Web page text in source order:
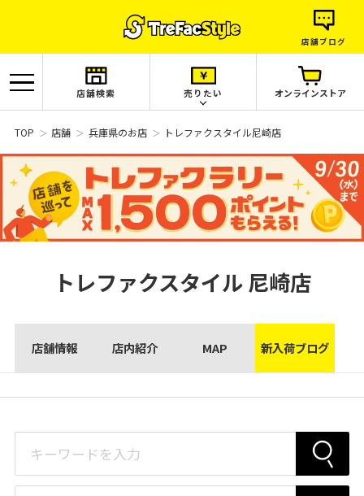
店舗ブログ
店舗検索 売りたい オンラインストア
TOP 店舗 兵庫県のお店 トレファクスタイル尼崎店
トレファクスタイル尼崎店
店舗情報 店内紹介 MAP 新入荷ブログ